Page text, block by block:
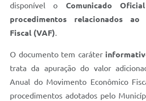
disponível o Comunicado
procedimentos relacionados
Fiscal (VAF).
O documento tem caráter
trata da apuração do valor
Anual do Movimento Econômico
procedimentos adotados pelo